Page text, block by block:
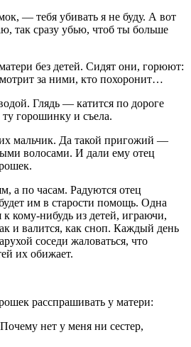
— тебя убивать я не буду. А вот
так сразу убью, чтоб ты больше
без детей. Сидят они, горюют:
за ними, кто похоронит…
Глядь — катится по дороге
горошинку и съела.
мальчик. Да такой пригожий —
волосами. И дали ему отец
а по часам. Радуются отец
им в старости помощь. Одна
к кому-нибудь из детей, играючи,
и валится, как сноп. Каждый день
соседи жаловаться, что
их обижает.
расспрашивать у матери:
нет у меня ни сестер,